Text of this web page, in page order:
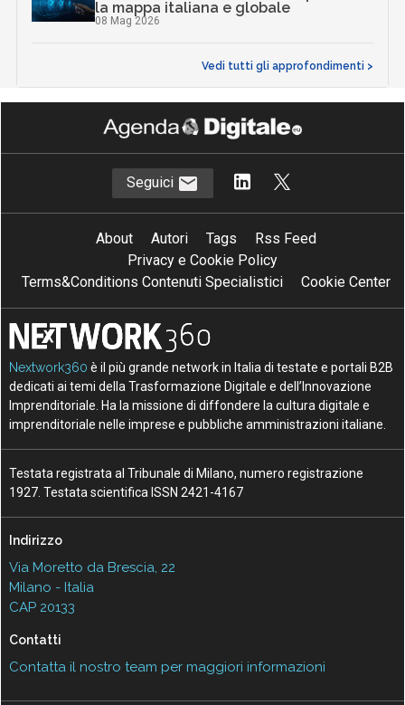
la mappa italiana e globale
08 Mag 2026
Vedi tutti gli approfondimenti >
Seguici
About Autori Tags
Rss Feed
Privacy e Cookie Policy
Terms&Conditions Contenuti Specialistici
Cookie Center
Nextwork360 è il più grande network in Italia di testate e portali B2B
dedicati ai temi della Trasformazione Digitale e dell’Innovazione
Imprenditoriale. Ha la missione di diffondere la cultura digitale e
imprenditoriale nelle imprese e pubbliche amministrazioni italiane.
Testata registrata al Tribunale di Milano, numero registrazione
1927. Testata scientifica ISSN 2421-4167
Indirizzo
Via Moretto da Brescia, 22
Milano - Italia
CAP 20133
Contatti
Contatta il nostro team per maggiori informazioni